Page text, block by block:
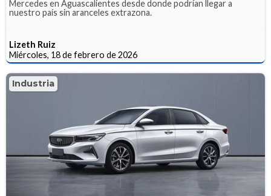
Mercedes en Aguascalientes desde donde podrían llegar a
nuestro país sin aranceles extrazona.
Lizeth Ruiz
Miércoles, 18 de febrero de 2026
Industria